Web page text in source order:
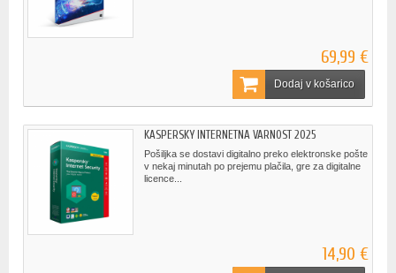
69,99 €
Dodaj v košarico
KASPERSKY INTERNETNA VARNOST 2025
Pošiljka se dostavi digitalno preko elektronske pošte
v nekaj minutah po prejemu plačila, gre za digitalne
licence...
14,90 €